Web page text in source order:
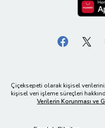
Çiçeksepeti olarak kişisel
kişisel veri işleme süreçleri
Verilerin Korunması ve